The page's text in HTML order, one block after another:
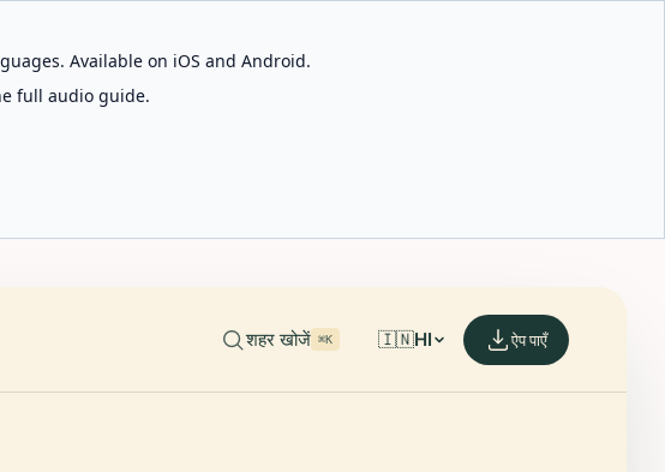
Available on iOS and Android.
full audio guide.
शहर खोजें ⌘K 🇮🇳HI ऐप पाएँ